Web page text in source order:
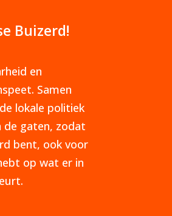
Buizerd!
en
Samen
lokale politiek
de gaten, zodat
bent, ook voor
op wat er in